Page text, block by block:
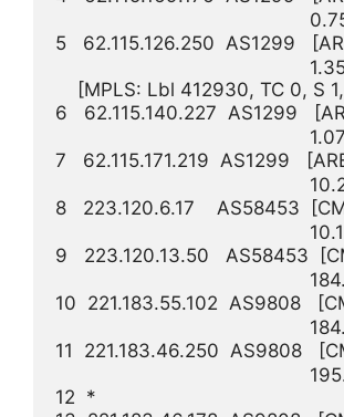
5   62.115.126.250  AS1299
[MPLS: Lbl 412930, TC 0, S
6   62.115.140.227  AS1299
7   62.115.171.219  AS1299
8   223.120.6.17    AS58453
9   223.120.13.50   AS58453
10  221.183.55.102  AS9808
11  221.183.46.250  AS9808
12  *